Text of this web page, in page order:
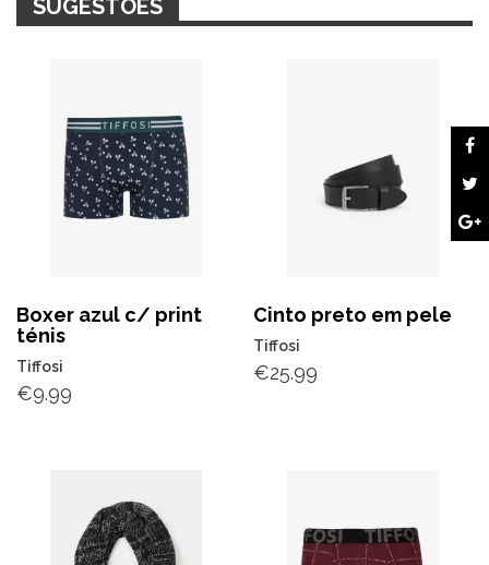
SUGESTÕES
Boxer azul c/ print
ténis
Tiffosi
€9.99
Cinto preto em pele
Tiffosi
€25.99